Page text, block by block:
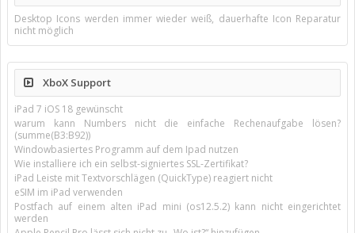
Desktop Icons werden immer wieder weiß, dauerhafte Icon Reparatur
nicht möglich
XboX Support
iPad 7 iOS 18 gewünscht
warum kann Numbers nicht die einfache Rechenaufgabe lösen?
(summe(B3:B92))
Windowbasiertes Programm auf dem Ipad nutzen
Wie installiere ich ein selbst-signiertes SSL-Zertifikat?
iPad Leiste mit Textvorschlägen (QuickType) reagiert nicht
eSIM im iPad verwenden
Postfach auf einem alten iPad mini (os12.5.2) kann nicht eingerichtet
werden